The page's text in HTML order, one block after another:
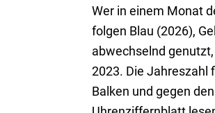
Wer in einem Monat
folgen Blau (2026),
abwechselnd
2023. Die Jahreszahl
Balken und gegen